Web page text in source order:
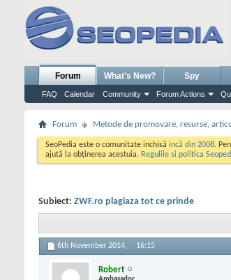
Forum
FAQ Calendar Community Forum Actions
What's New? Spy
Forum Metode de promovare, resurse,
SeoPedia este o comunitate inchisă incă din 2008.
ajută la obținerea acestuia. Regulile si politica
Subiect: ZWF.ro plagiaza tot ce prinde
6th November 2014, 16:15
Robert